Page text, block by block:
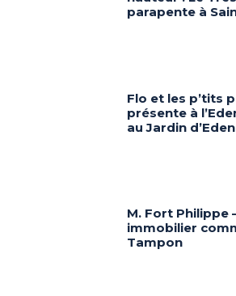
parapente à
Flo et les p’tits
présente à
au Jardin
M. Fort Philippe
immobilier
Tampon